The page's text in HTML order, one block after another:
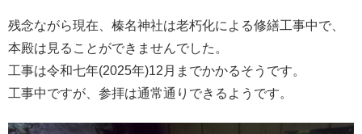
残念ながら現在、榛名神社は老朽化による修繕工事中で、
本殿は見ることができませんでした。
工事は令和七年(2025年)12月までかかるそうです。
工事中ですが、参拝は通常通りできるようです。